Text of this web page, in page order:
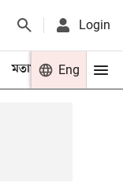
Login
মতামত খেলা
Eng